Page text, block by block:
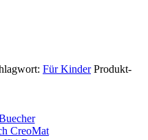
Für Kinder Produkt-